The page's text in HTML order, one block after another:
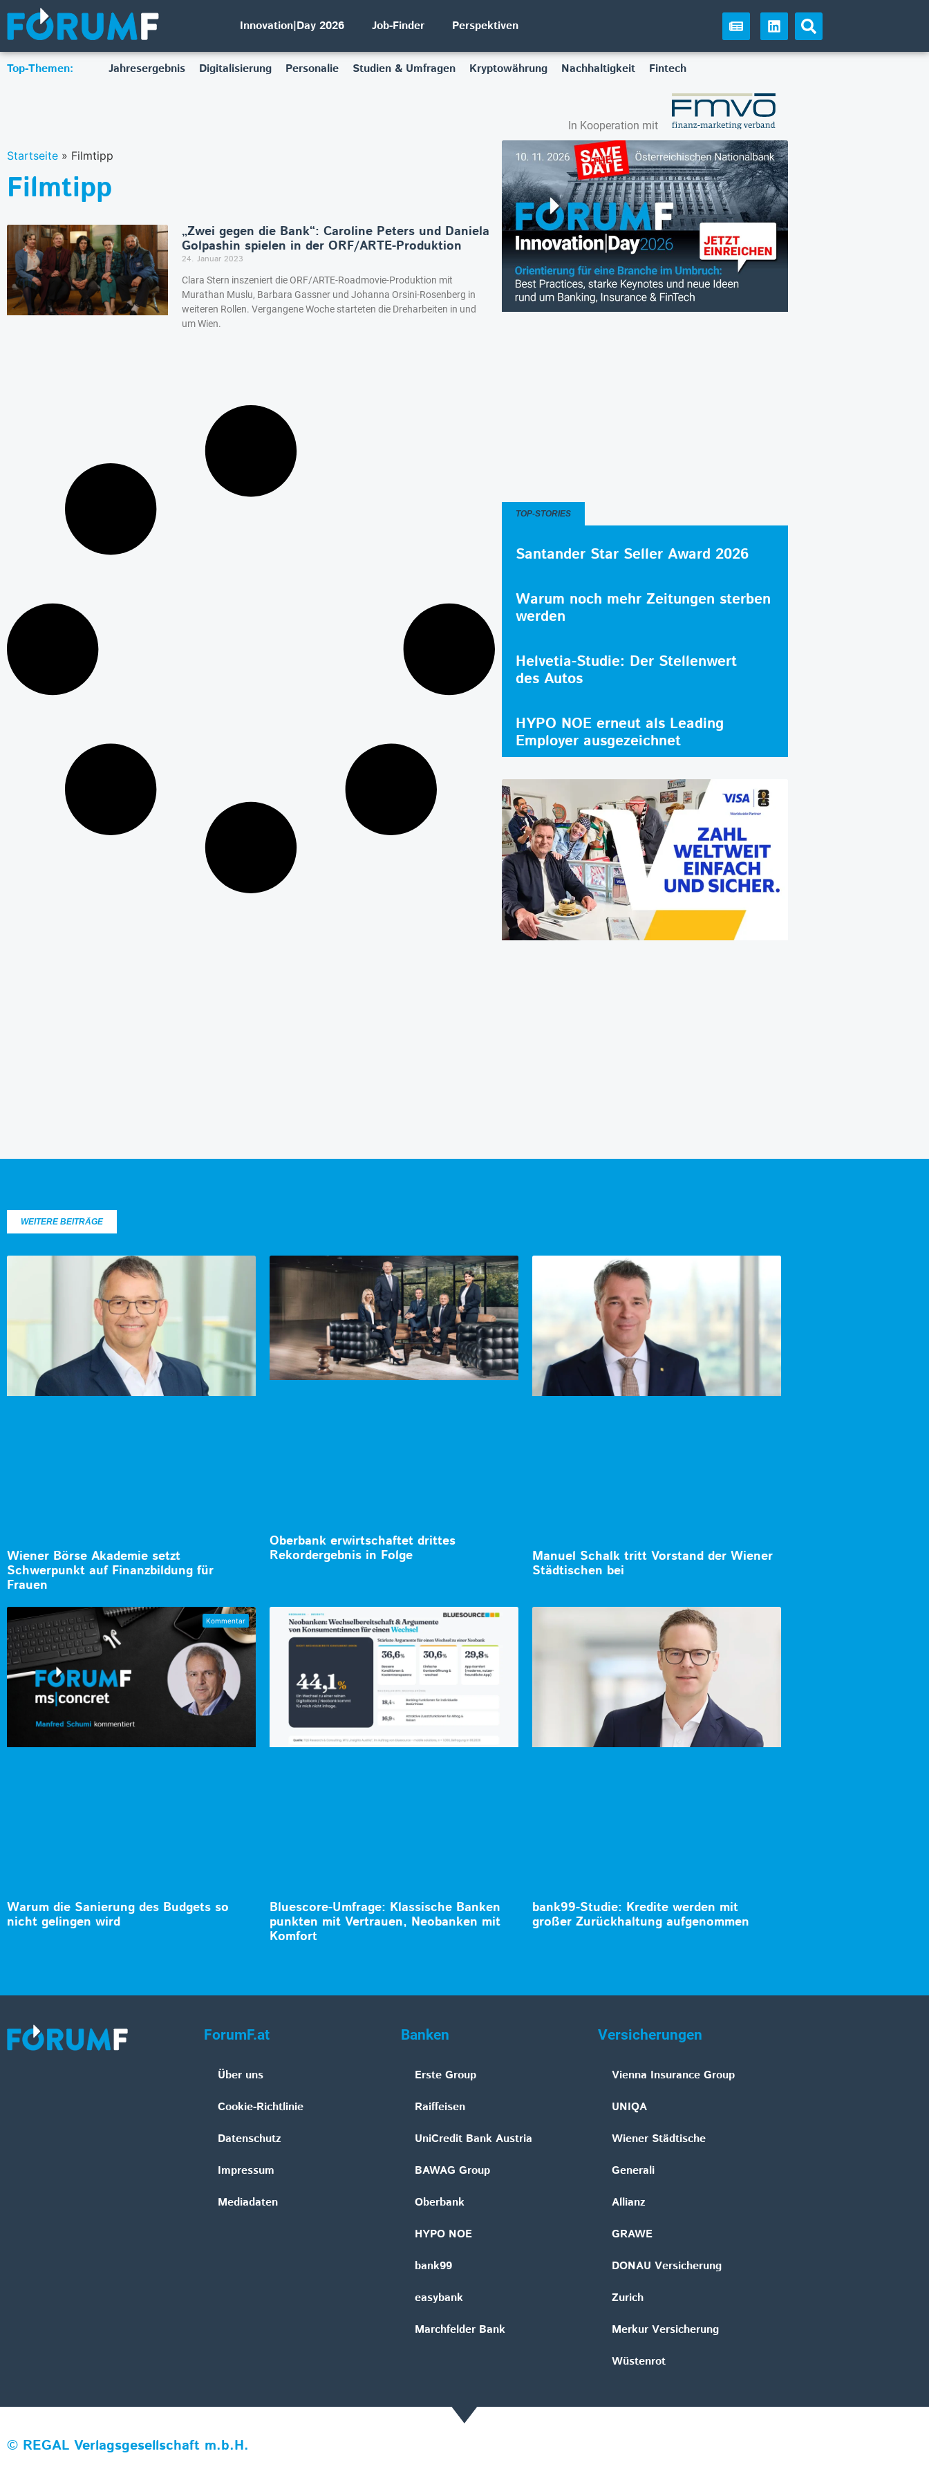
Innovation|Day 2026 Job-Finder Perspektiven
Top-Themen: Jahresergebnis Digitalisierung Personalie Studien & Umfragen Kryptowährung Nachhaltigkeit Fintech
In Kooperation mit
Startseite » Filmtipp
Filmtipp
„Zwei gegen die Bank“: Caroline Peters und Daniela
Golpashin spielen in der ORF/ARTE-Produktion
24. Januar 2023
Clara Stern inszeniert die ORF/ARTE-Roadmovie-Produktion mit
Murathan Muslu, Barbara Gassner und Johanna Orsini-Rosenberg in
weiteren Rollen. Vergangene Woche starteten die Dreharbeiten in und
um Wien.
TOP-STORIES
Santander Star Seller Award 2026
Warum noch mehr Zeitungen sterben
werden
Helvetia-Studie: Der Stellenwert
des Autos
HYPO NOE erneut als Leading
Employer ausgezeichnet
WEITERE BEITRÄGE
Wiener Börse Akademie setzt
Schwerpunkt auf Finanzbildung für
Frauen
Oberbank erwirtschaftet drittes
Rekordergebnis in Folge
Manuel Schalk tritt Vorstand der Wiener
Städtischen bei
Warum die Sanierung des Budgets so
nicht gelingen wird
Bluescore-Umfrage: Klassische Banken
punkten mit Vertrauen, Neobanken mit
Komfort
bank99-Studie: Kredite werden mit
großer Zurückhaltung aufgenommen
ForumF.at
Über uns
Cookie-Richtlinie
Datenschutz
Impressum
Mediadaten
Banken
Erste Group
Raiffeisen
UniCredit Bank Austria
BAWAG Group
Oberbank
HYPO NOE
bank99
easybank
Marchfelder Bank
Versicherungen
Vienna Insurance Group
UNIQA
Wiener Städtische
Generali
Allianz
GRAWE
DONAU Versicherung
Zurich
Merkur Versicherung
Wüstenrot
© REGAL Verlagsgesellschaft m.b.H.